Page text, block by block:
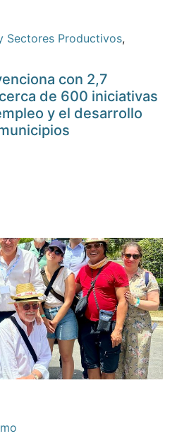
Sectores Productivos,
con 2,7
de 600 iniciativas
y el desarrollo